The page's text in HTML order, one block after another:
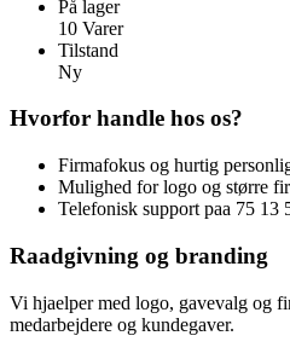
På lager
10 Varer
Tilstand
Ny
Hvorfor handle hos os?
Firmafokus og hurtig
Mulighed for logo og større
Telefonisk support paa 75 13
Raadgivning og branding
Vi hjaelper med logo, gavevalg og
medarbejdere og kundegaver.